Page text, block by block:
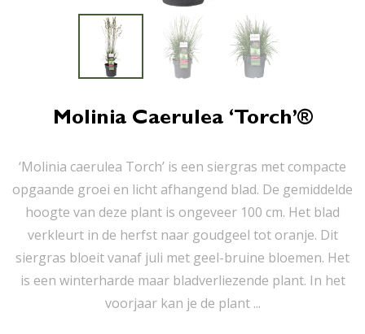
Molinia Caerulea ‘Torch’®
‘Molinia caerulea Torch’ is een siergras met compacte
opgaande groei en licht afhangend blad. De gemiddelde
hoogte van deze plant is ongeveer 100 cm. Het blad
verkleurt in de herfst naar goudgeel tot oranje. Dit
siergras bloeit vanaf juli met geel-bruine bloemen. Het
is een winterharde maar bladverliezende plant. In het
voorjaar kan je de plant ...